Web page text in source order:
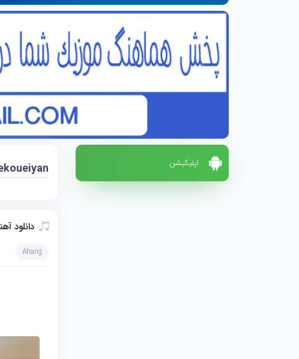
اپلیکیشن
دانلود
Ahang